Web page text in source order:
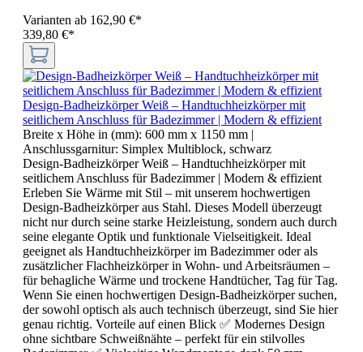
Varianten ab 162,90 €*
339,80 €*
Design-Badheizkörper Weiß – Handtuchheizkörper mit
seitlichem Anschluss für Badezimmer | Modern & effizient
Breite x Höhe in (mm): 600 mm x 1150 mm |
Anschlussgarnitur: Simplex Multiblock, schwarz
Design-Badheizkörper Weiß – Handtuchheizkörper mit
seitlichem Anschluss für Badezimmer | Modern & effizient
Erleben Sie Wärme mit Stil – mit unserem hochwertigen
Design-Badheizkörper aus Stahl. Dieses Modell überzeugt
nicht nur durch seine starke Heizleistung, sondern auch durch
seine elegante Optik und funktionale Vielseitigkeit. Ideal
geeignet als Handtuchheizkörper im Badezimmer oder als
zusätzlicher Flachheizkörper in Wohn- und Arbeitsräumen –
für behagliche Wärme und trockene Handtücher, Tag für Tag.
Wenn Sie einen hochwertigen Design-Badheizkörper suchen,
der sowohl optisch als auch technisch überzeugt, sind Sie hier
genau richtig. Vorteile auf einen Blick ✅ Modernes Design
ohne sichtbare Schweißnähte – perfekt für ein stilvolles